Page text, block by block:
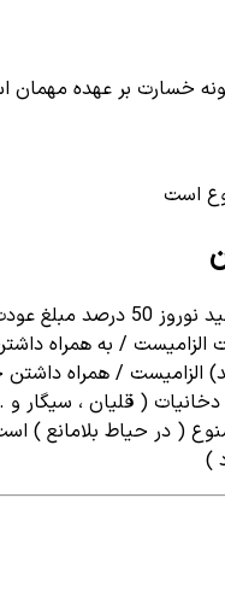
خسارت بر عهده مهمان
است
در صورت کنسلی عید نوروز 50
/ به همراه
الزامیست / همراه داشتن
( قلیان ، سیگار
( در حیاط بلامانع )
)